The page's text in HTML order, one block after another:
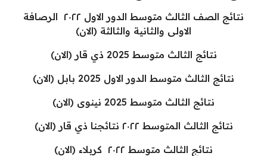
نتائج الصف الثالث متوسط الدور الاول ٢٠٢٢ الرصافة
الاولى والثانية والثالثة (الان)
نتائج الثالث متوسط 2025 ذي قار (الان)
نتائج الثالث متوسط الدور الاول 2025 بابل (الان)
نتائج الثالث متوسط 2025 نينوى (الان)
نتائج الثالث المتوسط ٢٠٢٢ نتائجنا ذي قار (الان)
نتائج الثالث متوسط ٢٠٢٢ كربلاء (الان)